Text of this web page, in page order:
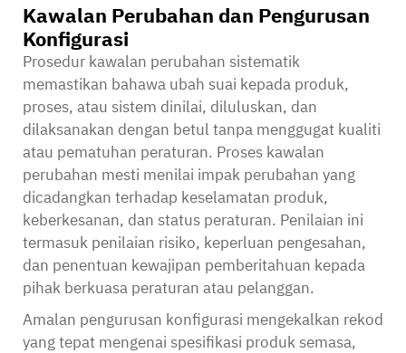
Kawalan Perubahan dan Pengurusan
Konfigurasi
Prosedur kawalan perubahan sistematik
memastikan bahawa ubah suai kepada produk,
proses, atau sistem dinilai, diluluskan, dan
dilaksanakan dengan betul tanpa menggugat kualiti
atau pematuhan peraturan. Proses kawalan
perubahan mesti menilai impak perubahan yang
dicadangkan terhadap keselamatan produk,
keberkesanan, dan status peraturan. Penilaian ini
termasuk penilaian risiko, keperluan pengesahan,
dan penentuan kewajipan pemberitahuan kepada
pihak berkuasa peraturan atau pelanggan.
Amalan pengurusan konfigurasi mengekalkan rekod
yang tepat mengenai spesifikasi produk semasa,